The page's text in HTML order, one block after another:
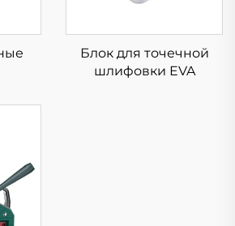
Блок для точечной
шлифовки EVA